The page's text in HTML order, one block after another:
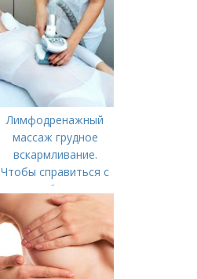
Лимфодренажный
массаж грудное
вскармливание.
Чтобы справиться с
нагрубанием,
необходимо
предпринять
следующие действия: